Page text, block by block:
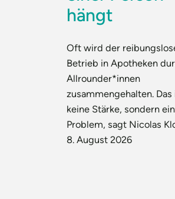
hängt
Oft wird der
Betrieb in Apotheken
Allrounder*innen
zusammengehalten. Das
keine Stärke, sondern ein
Problem, sagt Nicolas
8. August 2026